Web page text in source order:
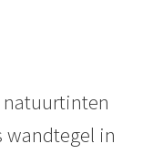
natuurtinten
wandtegel in